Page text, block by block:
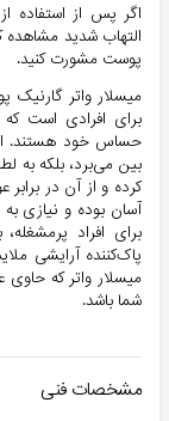
اگر پس از استفاده
التهاب شدید
پوست مشورت کنید.
میسلار واتر
برای افرادی است که
حساس خود هستند.
بین می‌برد، بلکه به
کرده و از آن در
آسان بوده و نیازی
برای افراد
پاک‌کننده آرایشی
میسلار واتر که
شما باشد.
مشخصات فنی